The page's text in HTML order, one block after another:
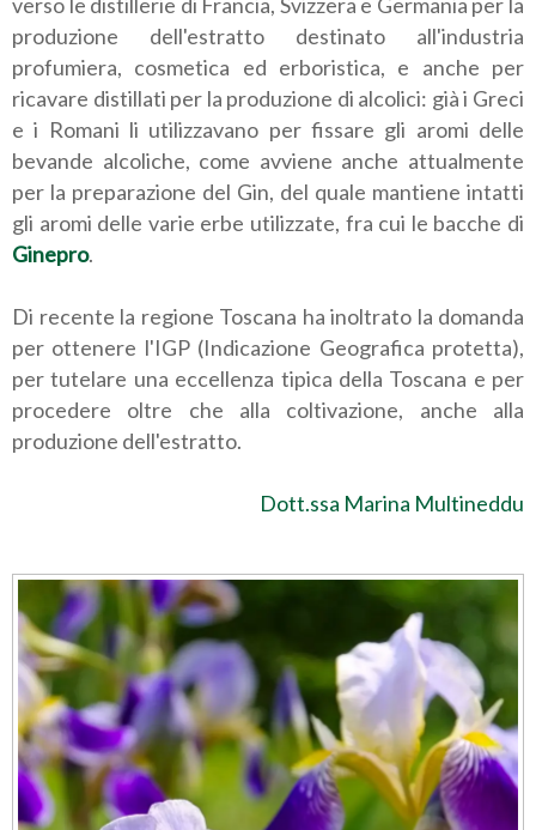
produzione dell'estratto destinato all'industria
profumiera, cosmetica ed erboristica, e anche per
ricavare distillati per la produzione di alcolici: già i Greci
e i Romani li utilizzavano per fissare gli aromi delle
bevande alcoliche, come avviene anche attualmente
per la preparazione del Gin, del quale mantiene intatti
gli aromi delle varie erbe utilizzate, fra cui le bacche di
Ginepro.
Di recente la regione Toscana ha inoltrato la domanda
per ottenere l'IGP (Indicazione Geografica protetta),
per tutelare una eccellenza tipica della Toscana e per
procedere oltre che alla coltivazione, anche alla
produzione dell'estratto.
Dott.ssa Marina Multineddu